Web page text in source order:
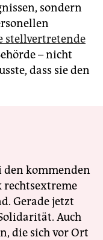
sondern
stellvertretende
– nicht
dass sie den
den kommenden
rechtsextreme
Gerade jetzt
Auch
die sich vor Ort